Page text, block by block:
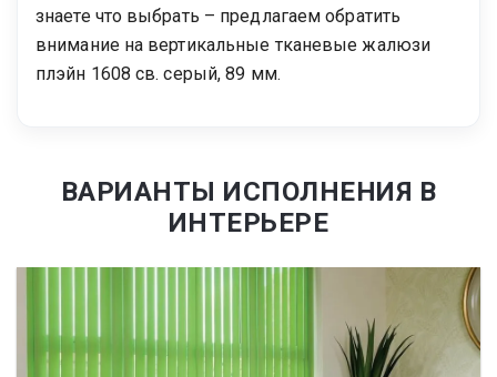
знаете что выбрать – предлагаем обратить
внимание на вертикальные тканевые жалюзи
плэйн 1608 св. серый, 89 мм.
ВАРИАНТЫ ИСПОЛНЕНИЯ В
ИНТЕРЬЕРЕ